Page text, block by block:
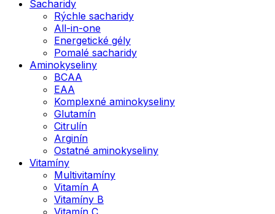
Sacharidy
Rýchle sacharidy
All-in-one
Energetické gély
Pomalé sacharidy
Aminokyseliny
BCAA
EAA
Komplexné aminokyseliny
Glutamín
Citrulín
Arginín
Ostatné aminokyseliny
Vitamíny
Multivitamíny
Vitamín A
Vitamíny B
Vitamín C